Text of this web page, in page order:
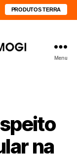
PRODUTOS TERRA
Menu
na